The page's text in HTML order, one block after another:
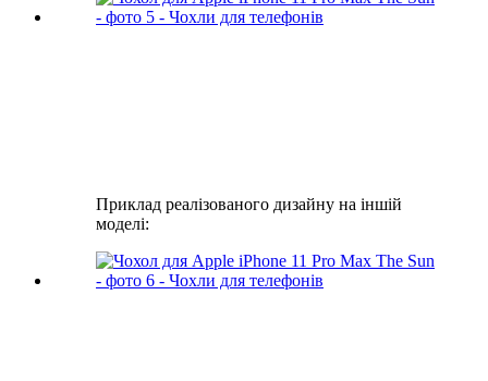
Приклад реалізованого дизайну на іншій
моделі: